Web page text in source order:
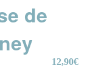
de
12,90€